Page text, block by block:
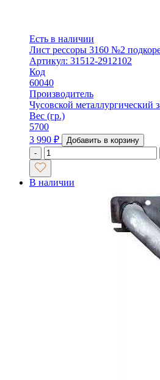
Есть в наличии
Лист рессоры 3160 №2
Артикул: 31512-2912102
Код
60040
Производитель
Чусовской металлургический
Вес (гр.)
5700
3 990 ₽
Добавить в корзину
-
В наличии